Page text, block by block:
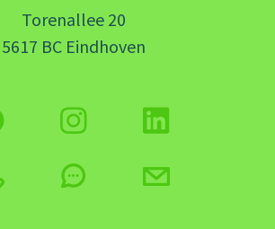
Torenallee 20
5617 BC Eindhoven